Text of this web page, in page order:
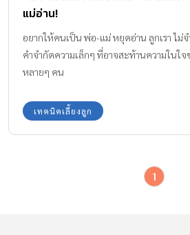
แม่อ่าน!
อยากให้คนเป็น พ่อ-แม่ หยุดอ่าน ลูกเรา ไม่
คำจำกัดความเล็กๆ ที่อาจสะท้านความใน
หลายๆ คน
เทคนิคเลี้ยงลูก
1